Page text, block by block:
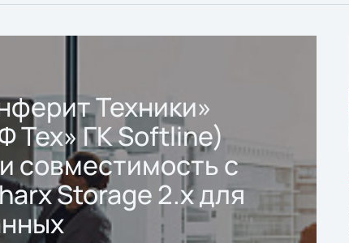
Техники»
Тех» ГК Softline)
совместимость с
Storage 2.x для